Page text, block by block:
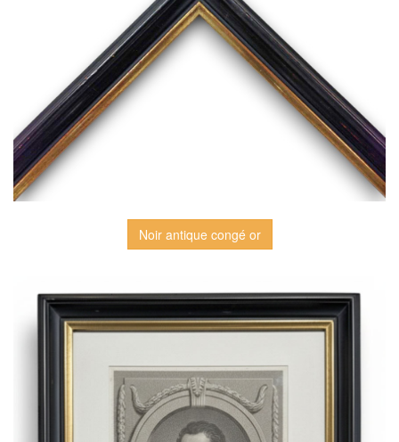
Noir antique congé or